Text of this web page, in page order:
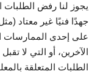
يجوز لنا رفض
جهدًا فنيًا غير معتاد
على إحدى الممارسات
الآخرين، أو التي لا
الطلبات المتعلقة